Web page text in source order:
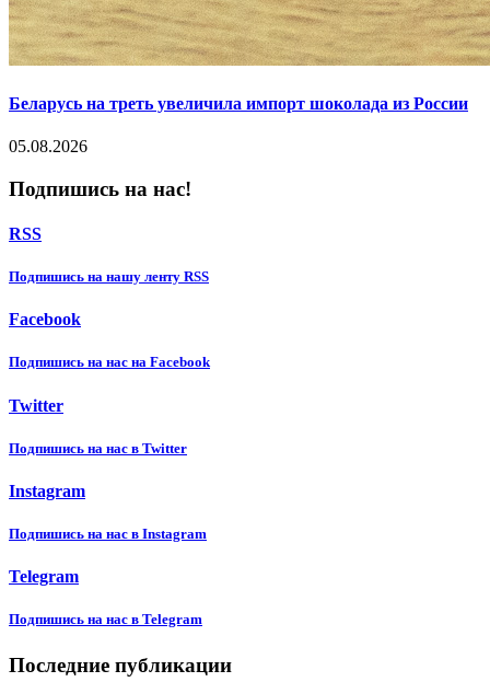
Беларусь на треть увеличила импорт шоколада из России
05.08.2026
Подпишись на нас!
RSS
Подпишиcь на нашу ленту RSS
Facebook
Подпишиcь на нас на Facebook
Twitter
Подпишиcь на нас в Twitter
Instagram
Подпишиcь на нас в Instagram
Telegram
Подпишиcь на нас в Telegram
Последние публикации